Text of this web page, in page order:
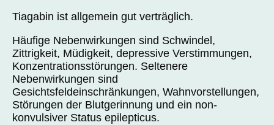
Tiagabin ist allgemein gut verträglich.
Häufige Nebenwirkungen sind Schwindel,
Zittrigkeit, Müdigkeit, depressive Verstimmungen,
Konzentrationsstörungen. Seltenere
Nebenwirkungen sind
Gesichtsfeldeinschränkungen, Wahnvorstellungen,
Störungen der Blutgerinnung und ein non-
konvulsiver Status epilepticus.